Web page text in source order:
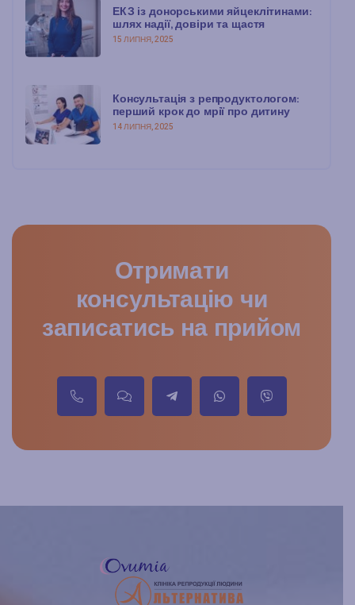
ЕКЗ із донорськими яйцеклітинами:
шлях надії, довіри та щастя
15 ЛИПНЯ, 2025
Консультація з репродуктологом:
перший крок до мрії про дитину
14 ЛИПНЯ, 2025
Отримати
консультацію чи
записатись на прийом